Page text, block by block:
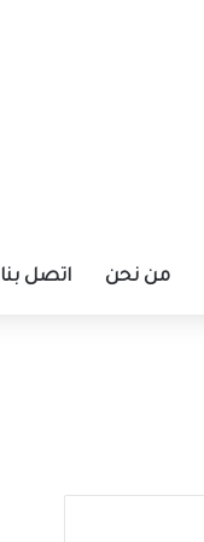
من نحن اتصل بنا